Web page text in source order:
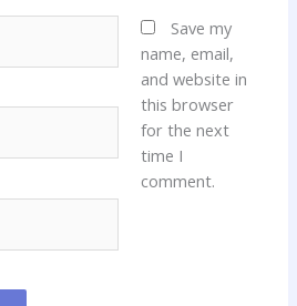
Save my
name, email,
and website in
this browser
for the next
time I
comment.